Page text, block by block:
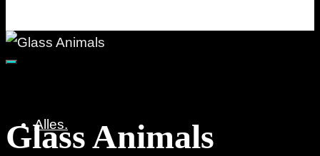
Alles.
Glass Animals